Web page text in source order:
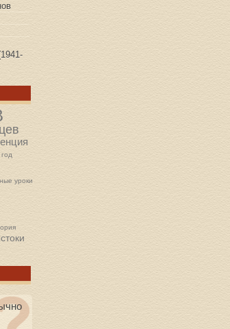
уроки